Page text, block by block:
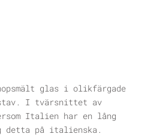
glas i olikfärgade
I tvärsnittet av
Italien har en lång
detta på italienska.